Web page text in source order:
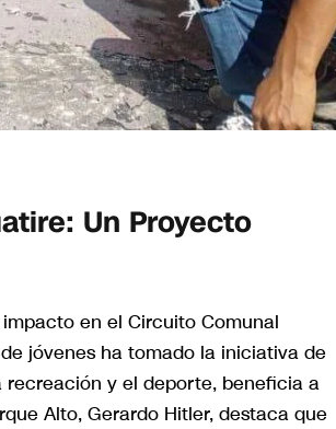
Un Proyecto
en el Circuito Comunal
jóvenes ha tomado la iniciativa de
y el deporte, beneficia a
Alto, Gerardo Hitler, destaca que